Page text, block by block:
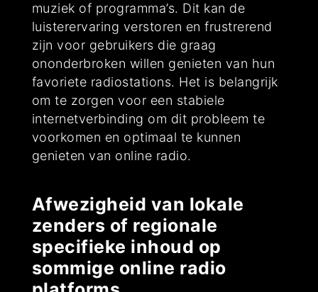
muziek of programma’s. Dit kan de
luisterervaring verstoren en frustrerend
zijn voor gebruikers die graag
ononderbroken willen genieten van hun
favoriete radiostations. Het is belangrijk
om te zorgen voor een stabiele
internetverbinding om dit probleem te
voorkomen en optimaal te kunnen
genieten van online radio.
Afwezigheid van lokale
zenders of regionale
specifieke inhoud op
sommige online radio